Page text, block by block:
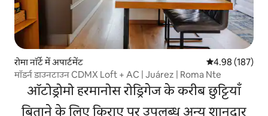
रोमा नॉर्टे में अपार्टमेंट औसत रेटिंग 5 में से
4.98 (187)
मॉडर्न डाउनटाउन CDMX Loft + AC | Juárez | Roma Nte
ऑटोड्रोमो हरमानोस रोड्रिगेज के करीब छुट्टियाँ
बिताने के लिए किराए पर उपलब्ध अन्य शानदार